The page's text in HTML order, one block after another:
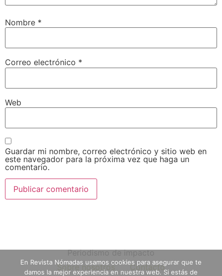
Nombre *
Correo electrónico *
Web
Guardar mi nombre, correo electrónico y sitio web en
este navegador para la próxima vez que haga un
comentario.
Periodismo de impacto
Sobre nosotros
Contacto
En Revista Nómadas usamos cookies para asegurar que te
damos la mejor experiencia en nuestra web. Si estás de